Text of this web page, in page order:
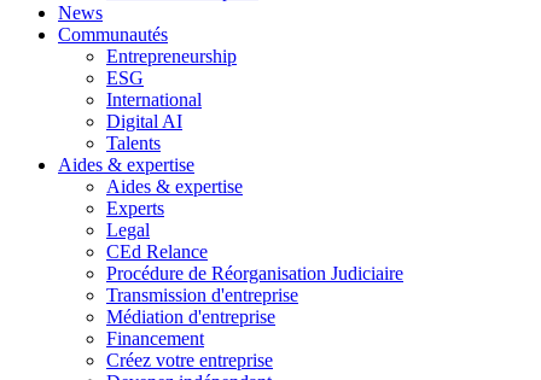
News
Communautés
Entrepreneurship
ESG
International
Digital AI
Talents
Aides & expertise
Aides & expertise
Experts
Legal
CEd Relance
Procédure de Réorganisation Judiciaire
Transmission d'entreprise
Médiation d'entreprise
Financement
Créez votre entreprise